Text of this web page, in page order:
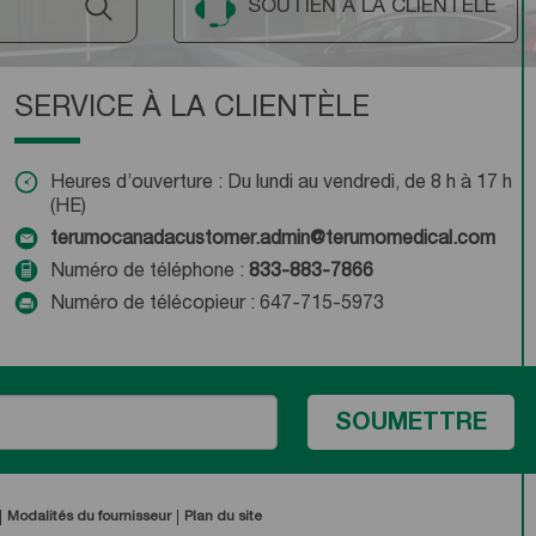
SOUTIEN À LA CLIENTÈLE
SERVICE À LA CLIENTÈLE
Heures d’ouverture : Du lundi au vendredi, de 8 h à 17 h
(HE)
terumocanadacustomer.admin@terumomedical.com
Numéro de téléphone : 833-883-7866
Numéro de télécopieur : 647-715-5973
Modalités du fournisseur Plan du site